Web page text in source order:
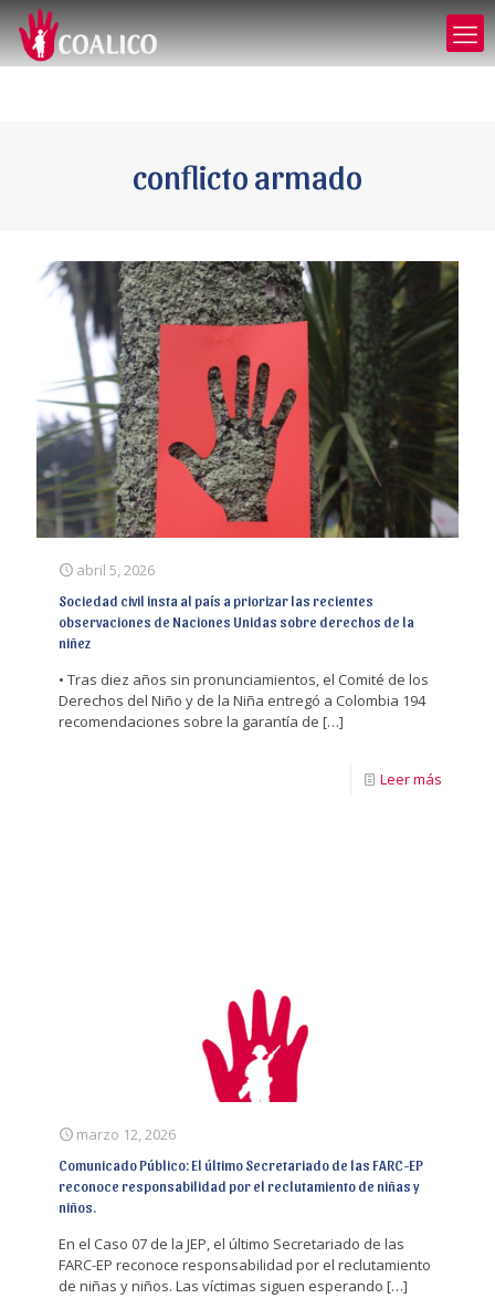
conflicto armado
abril 5, 2026
Sociedad civil insta al país a priorizar las recientes
observaciones de Naciones Unidas sobre derechos de la
niñez
• Tras diez años sin pronunciamientos, el Comité de los
Derechos del Niño y de la Niña entregó a Colombia 194
recomendaciones sobre la garantía de […]
Leer más
marzo 12, 2026
Comunicado Público: El último Secretariado de las FARC-EP
reconoce responsabilidad por el reclutamiento de niñas y
niños.
En el Caso 07 de la JEP, el último Secretariado de las
FARC-EP reconoce responsabilidad por el reclutamiento
de niñas y niños. Las víctimas siguen esperando […]